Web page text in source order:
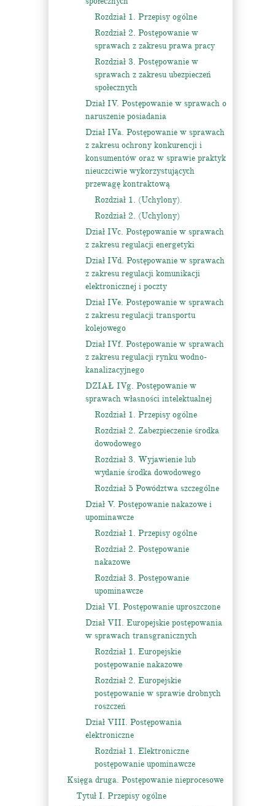
Rozdział 1. Przepisy ogólne
Rozdział 2. Postępowanie w
sprawach z zakresu prawa pracy
Rozdział 3. Postępowanie w
sprawach z zakresu ubezpieczeń
społecznych
Dział IV. Postępowanie w sprawach o
naruszenie posiadania
Dział IVa. Postępowanie w sprawach
z zakresu ochrony konkurencji i
konsumentów oraz w sprawie praktyk
nieuczciwie wykorzystujących
przewagę kontraktową
Rozdział 1. (Uchylony).
Rozdział 2. (Uchylony)
Dział IVc. Postępowanie w sprawach
z zakresu regulacji energetyki
Dział IVd. Postępowanie w sprawach
z zakresu regulacji komunikacji
elektronicznej i poczty
Dział IVe. Postępowanie w sprawach
z zakresu regulacji transportu
kolejowego
Dział IVf. Postępowanie w sprawach
z zakresu regulacji rynku wodno-
kanalizacyjnego
DZIAŁ IVg. Postępowanie w
sprawach własności intelektualnej
Rozdział 1. Przepisy ogólne
Rozdział 2. Zabezpieczenie środka
dowodowego
Rozdział 3. Wyjawienie lub
wydanie środka dowodowego
Rozdział 5 Powództwa szczególne
Dział V. Postępowanie nakazowe i
upominawcze
Rozdział 1. Przepisy ogólne
Rozdział 2. Postępowanie
nakazowe
Rozdział 3. Postępowanie
upominawcze
Dział VI. Postępowanie uproszczone
Dział VII. Europejskie postępowania
w sprawach transgranicznych
Rozdział 1. Europejskie
postępowanie nakazowe
Rozdział 2. Europejskie
postępowanie w sprawie drobnych
roszczeń
Dział VIII. Postępowania
elektroniczne
Rozdział 1. Elektroniczne
postępowanie upominawcze
Księga druga. Postępowanie nieprocesowe
Tytuł I. Przepisy ogólne